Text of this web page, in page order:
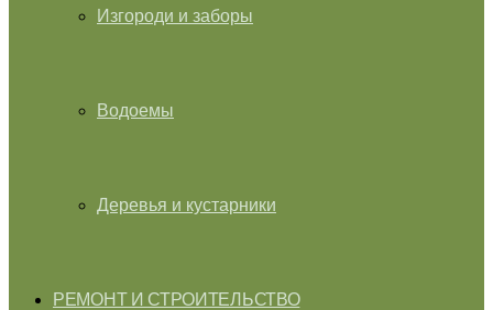
Изгороди и заборы
Водоемы
Деревья и кустарники
РЕМОНТ И СТРОИТЕЛЬСТВО